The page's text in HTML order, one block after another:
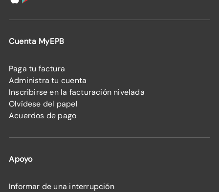
Cuenta MyEPB
Paga tu factura
Administra tu cuenta
Inscribirse en la facturación nivelada
Olvídese del papel
Acuerdos de pago
Apoyo
Informar de una interrupción